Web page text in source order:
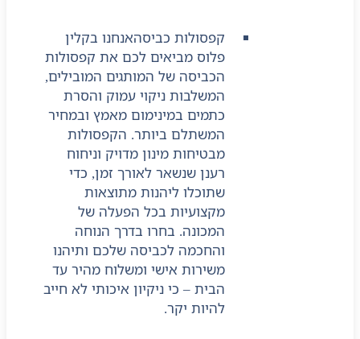
קפסולות כביסהאנחנו בקלין
פלוס מביאים לכם את קפסולות
הכביסה של המותגים המובילים,
המשלבות ניקוי עמוק והסרת
כתמים במינימום מאמץ ובמחיר
המשתלם ביותר. הקפסולות
מבטיחות מינון מדויק וניחוח
רענן שנשאר לאורך זמן, כדי
שתוכלו ליהנות מתוצאות
מקצועיות בכל הפעלה של
המכונה. בחרו בדרך הנוחה
והחכמה לכביסה שלכם ותיהנו
משירות אישי ומשלוח מהיר עד
הבית – כי ניקיון איכותי לא חייב
להיות יקר.